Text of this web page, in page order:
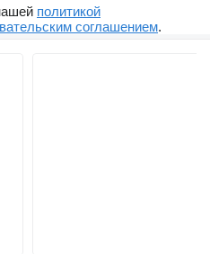
политикой
соглашением.